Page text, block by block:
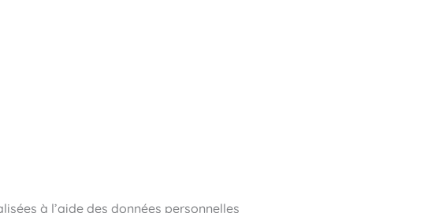
à l’aide des données personnelles